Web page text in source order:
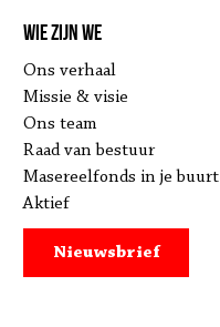
Wie zijn we
Ons verhaal
Missie & visie
Ons team
Raad van bestuur
Masereelfonds in je buurt
Aktief
Nieuwsbrief